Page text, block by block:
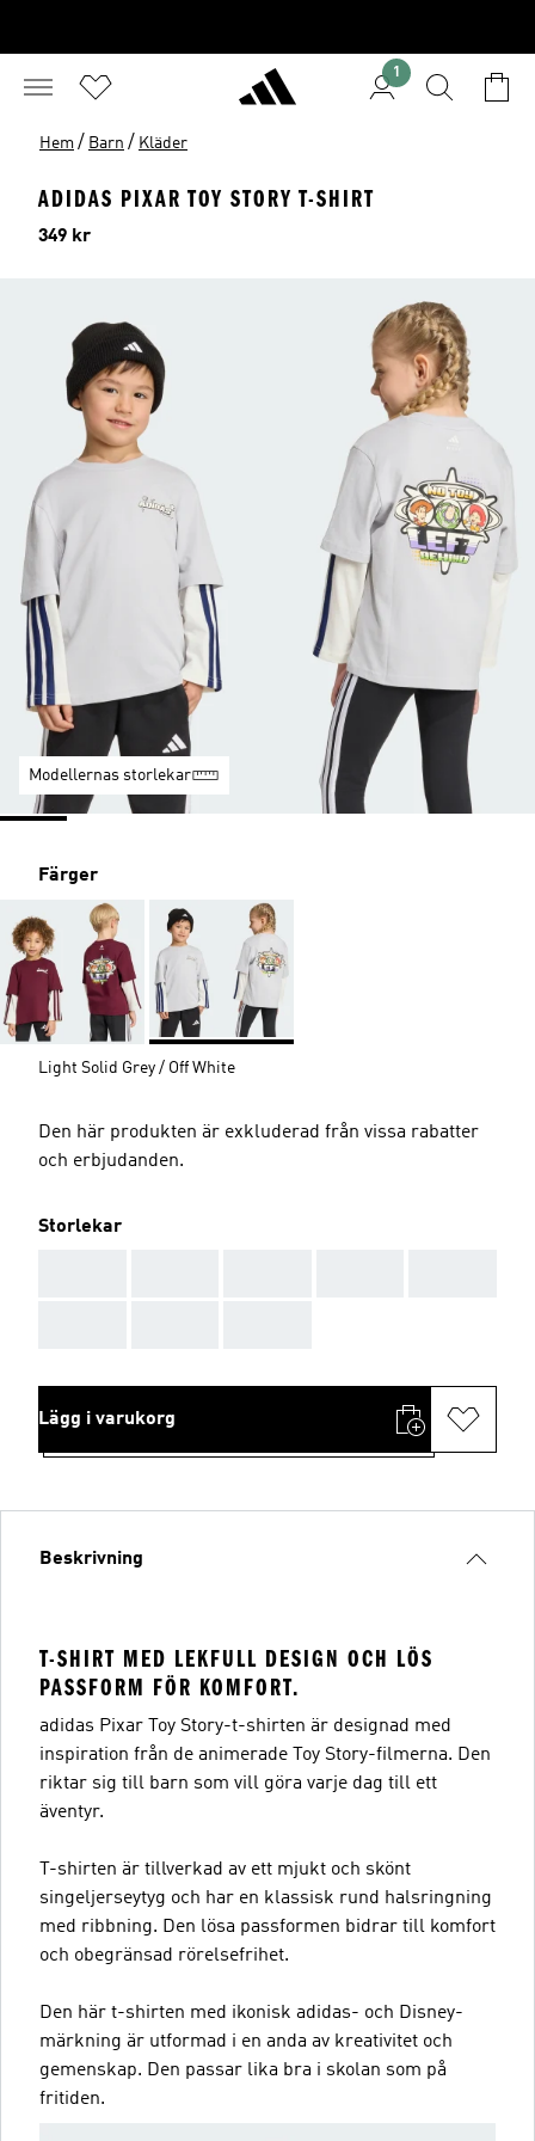
1
Hem / Barn / Kläder
ADIDAS PIXAR TOY STORY T-SHIRT
Pris
349 kr
Modellernas storlekar
Färger
Light Solid Grey / Off White
Den här produkten är exkluderad från vissa rabatter
och erbjudanden.
Storlekar
Lägg i varukorg
Beskrivning
T-SHIRT MED LEKFULL DESIGN OCH LÖS
PASSFORM FÖR KOMFORT.
adidas Pixar Toy Story-t-shirten är designad med
inspiration från de animerade Toy Story-filmerna. Den
riktar sig till barn som vill göra varje dag till ett
äventyr.
T-shirten är tillverkad av ett mjukt och skönt
singeljerseytyg och har en klassisk rund halsringning
med ribbning. Den lösa passformen bidrar till komfort
och obegränsad rörelsefrihet.
Den här t-shirten med ikonisk adidas- och Disney-
märkning är utformad i en anda av kreativitet och
gemenskap. Den passar lika bra i skolan som på
fritiden.